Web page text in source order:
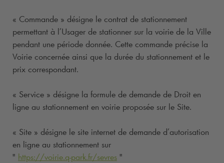
« Commande » désigne le contrat de stationnement
permettant à l’Usager de stationner sur la voirie de la Ville
pendant une période donnée. Cette commande précise la
Voirie concernée ainsi que la durée du stationnement et le
prix correspondant.
« Service » désigne la formule de demande de Droit en
ligne au stationnement en voirie proposée sur le Site.
« Site » désigne le site internet de demande d’autorisation
en ligne au stationnement sur
" https://voirie.q-park.fr/sevres "